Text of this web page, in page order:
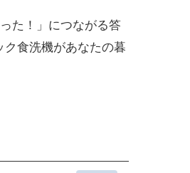
た！」につながる答
食洗機があなたの暮